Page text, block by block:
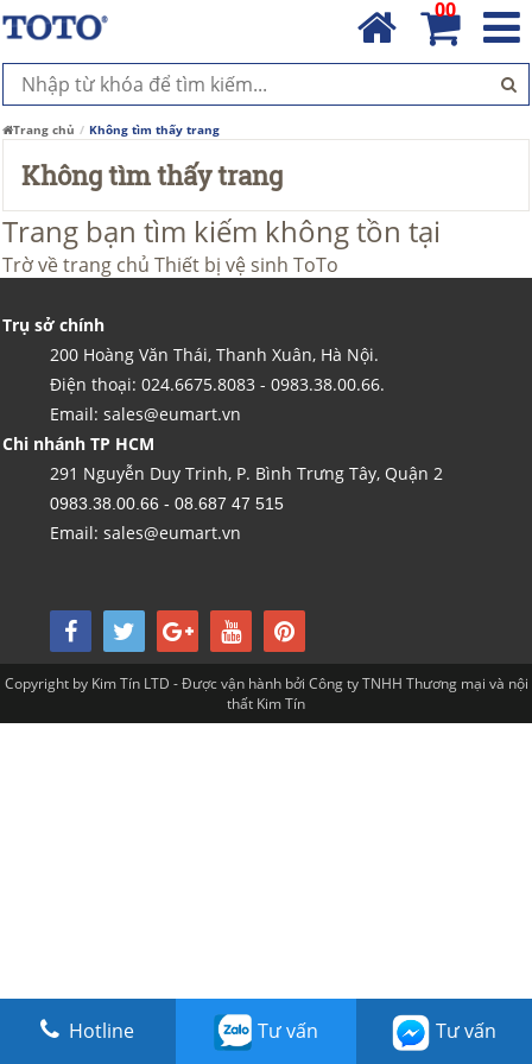
00
Trang chủ Không tìm thấy trang
Không tìm thấy trang
Trang bạn tìm kiếm không tồn tại
Trờ về trang chủ Thiết bị vệ sinh ToTo
Trụ sở chính
200 Hoàng Văn Thái, Thanh Xuân, Hà Nội.
Điện thoại: 024.6675.8083 - 0983.38.00.66.
Email: sales@eumart.vn
Chi nhánh TP HCM
291 Nguyễn Duy Trinh, P. Bình Trưng Tây, Quận 2
0983.38.00.66 - 08.687 47 515
Email: sales@eumart.vn
Hotline Tư vấn Tư vấn
Copyright by Kim Tín LTD - Được vận hành bởi Công ty TNHH Thương mại và nội
thất Kim Tín